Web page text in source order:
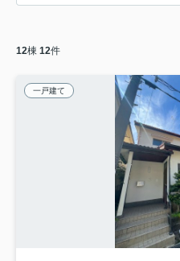
12棟 12件
一戸建て